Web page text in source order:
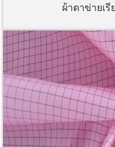
ผ้าตาข่ายเรี